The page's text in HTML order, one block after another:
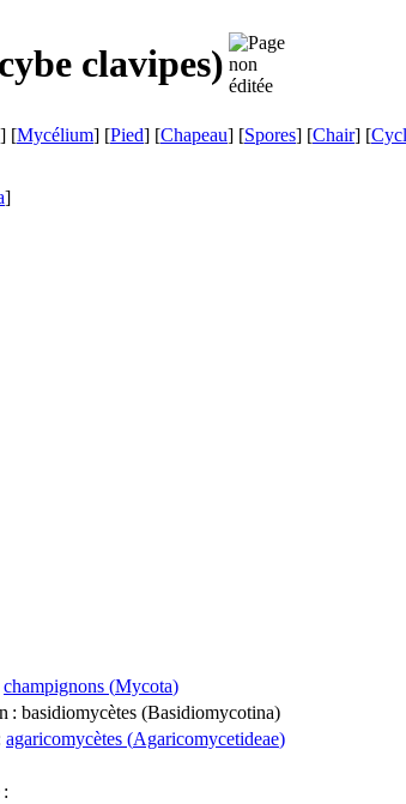
clavipes)
] [Mycélium] [Pied] [Chapeau] [Spores] [Chair] [
]
champignons (Mycota)
: basidiomycètes (Basidiomycotina)
agaricomycètes (Agaricomycetideae)
: